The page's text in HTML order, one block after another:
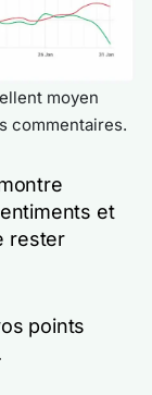
moyen
commentaires.
et
rester
points